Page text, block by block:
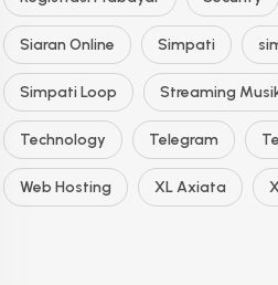
Siaran Online Simpati
Simpati Loop Streaming
Technology Telegram
Web Hosting XL Axiata